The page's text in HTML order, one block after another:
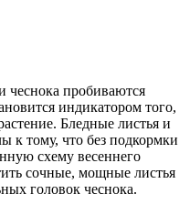
чеснока пробиваются
индикатором того,
Бледные листья и
к тому, что без подкормки
схему весеннего
сочные, мощные листья
головок чеснока.